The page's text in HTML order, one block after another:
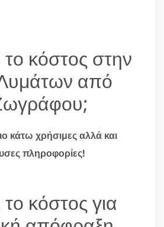
το κόστος στην
από
κάτω χρήσιμες αλλά και
πληροφορίες!
το κόστος για